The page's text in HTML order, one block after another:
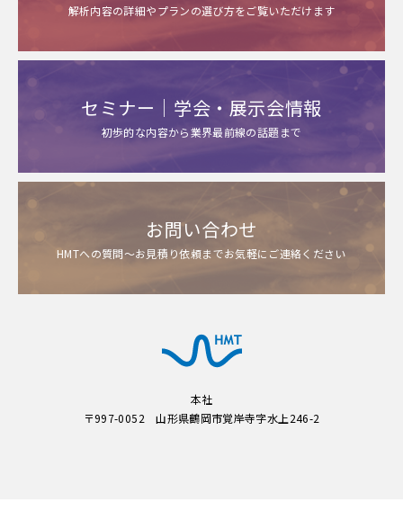
解析内容の詳細やプランの選び方をご覧いただけます
セミナー｜学会・展示会情報
初歩的な内容から業界最前線の話題まで
お問い合わせ
HMTへの質問～お見積り依頼までお気軽にご連絡ください
本社
〒997-0052 山形県鶴岡市覚岸寺字水上246-2